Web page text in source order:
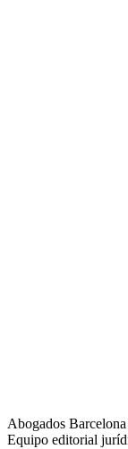
Abogados Barcelona
Equipo editorial